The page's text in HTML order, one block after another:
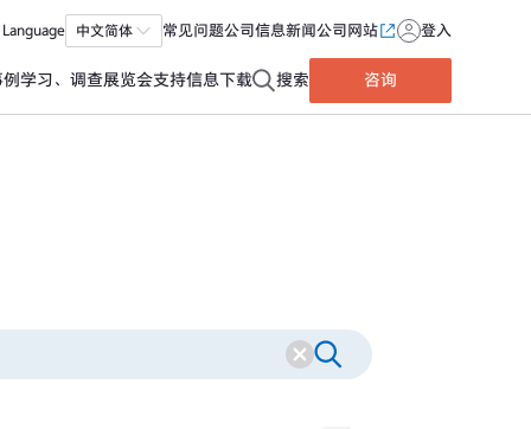
Language 中文简体 常见问题公司信息新闻公司网站 登入
学习、调查展览会支持信息下载 搜索 咨询